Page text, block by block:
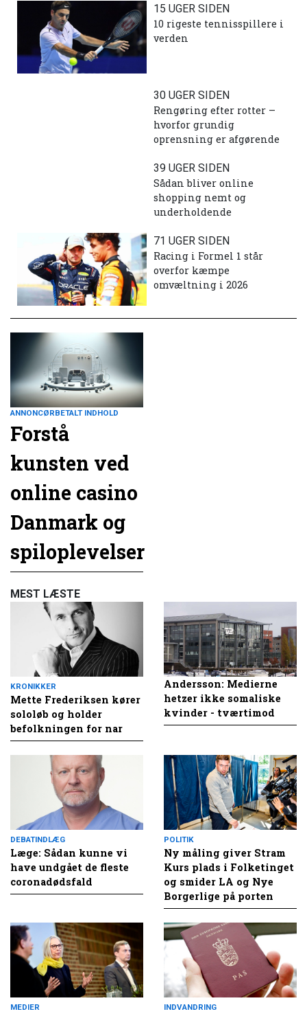
15 UGER SIDEN
10 rigeste tennisspillere i
verden
30 UGER SIDEN
Rengøring efter rotter –
hvorfor grundig
oprensning er afgørende
39 UGER SIDEN
Sådan bliver online
shopping nemt og
underholdende
71 UGER SIDEN
Racing i Formel 1 står
overfor kæmpe
omvæltning i 2026
ANNONCØRBETALT INDHOLD
Forstå
kunsten ved
online casino
Danmark og
spiloplevelser
MEST LÆSTE
KRONIKKER
Mette Frederiksen kører
sololøb og holder
befolkningen for nar
Andersson: Medierne
hetzer ikke somaliske
kvinder - tværtimod
DEBATINDLÆG
Læge: Sådan kunne vi
have undgået de fleste
coronadødsfald
POLITIK
Ny måling giver Stram
Kurs plads i Folketinget
og smider LA og Nye
Borgerlige på porten
MEDIER INDVANDRING